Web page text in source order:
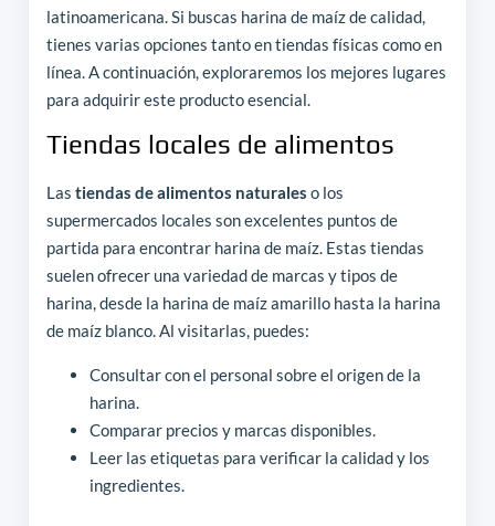
latinoamericana. Si buscas harina de maíz de calidad,
tienes varias opciones tanto en tiendas físicas como en
línea. A continuación, exploraremos los mejores lugares
para adquirir este producto esencial.
Tiendas locales de alimentos
Las tiendas de alimentos naturales o los
supermercados locales son excelentes puntos de
partida para encontrar harina de maíz. Estas tiendas
suelen ofrecer una variedad de marcas y tipos de
harina, desde la harina de maíz amarillo hasta la harina
de maíz blanco. Al visitarlas, puedes:
Consultar con el personal sobre el origen de la
harina.
Comparar precios y marcas disponibles.
Leer las etiquetas para verificar la calidad y los
ingredientes.